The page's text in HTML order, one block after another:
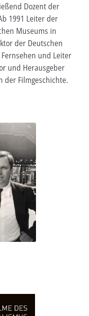
Untermenü
öffnen
Untermenü
öffnen
Untermenü
öffnen
Dozent der
1991 Leiter der
Museums in
der Deutschen
und Leiter
und Herausgeber
der Filmgeschichte.